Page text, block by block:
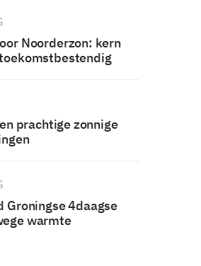
Noorderzon: kern
prachtige zonnige
Groningse 4daagse
warmte